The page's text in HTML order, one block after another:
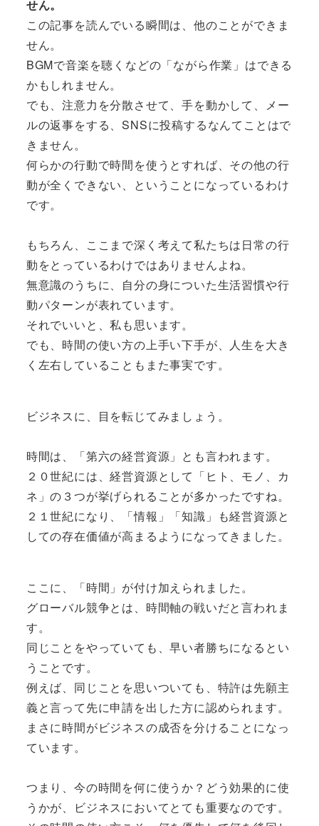
せん。
この記事を読んでいる瞬間は、他のことができま
せん。
BGMで音楽を聴くなどの「ながら作業」はできる
かもしれません。
でも、注意力を分散させて、手を動かして、メー
ルの返事をする、SNSに投稿するなんてことはで
きません。
何らかの行動で時間を使うとすれば、その他の行
動が全くできない、ということになっているわけ
です。
もちろん、ここまで深く考えて私たちは日常の行
動をとっているわけではありませんよね。
無意識のうちに、自分の身についた生活習慣や行
動パターンが表れています。
それでいいと、私も思います。
でも、時間の使い方の上手い下手が、人生を大き
く左右していることもまた事実です。
ビジネスに、目を転じてみましょう。
時間は、「第六の経営資源」とも言われます。
２０世紀には、経営資源として「ヒト、モノ、カ
ネ」の３つが挙げられることが多かったですね。
２１世紀になり、「情報」「知識」も経営資源と
しての存在価値が高まるようになってきました。
ここに、「時間」が付け加えられました。
グローバル競争とは、時間軸の戦いだと言われま
す。
同じことをやっていても、早い者勝ちになるとい
うことです。
例えば、同じことを思いついても、特許は先願主
義と言って先に申請を出した方に認められます。
まさに時間がビジネスの成否を分けることになっ
ています。
つまり、今の時間を何に使うか？どう効果的に使
うかが、ビジネスにおいてとても重要なのです。